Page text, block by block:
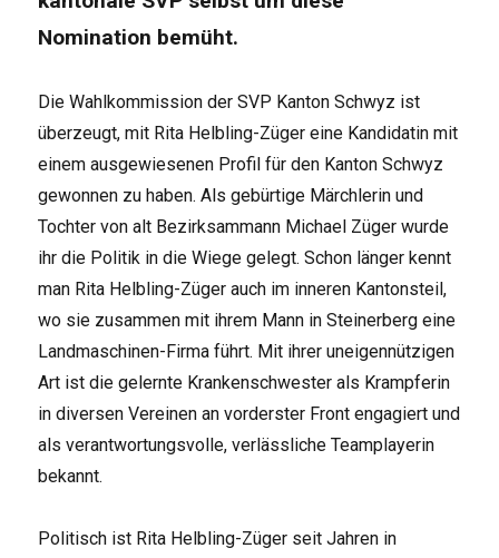
Nomination bemüht.
Die Wahlkommission der SVP Kanton Schwyz ist
überzeugt, mit Rita Helbling-Züger eine Kandidatin mit
einem ausgewiesenen Profil für den Kanton Schwyz
gewonnen zu haben. Als gebürtige Märchlerin und
Tochter von alt Bezirksammann Michael Züger wurde
ihr die Politik in die Wiege gelegt. Schon länger kennt
man Rita Helbling-Züger auch im inneren Kantonsteil,
wo sie zusammen mit ihrem Mann in Steinerberg eine
Landmaschinen-Firma führt. Mit ihrer uneigennützigen
Art ist die gelernte Krankenschwester als Krampferin
in diversen Vereinen an vorderster Front engagiert und
als verantwortungsvolle, verlässliche Teamplayerin
bekannt.
Politisch ist Rita Helbling-Züger seit Jahren in